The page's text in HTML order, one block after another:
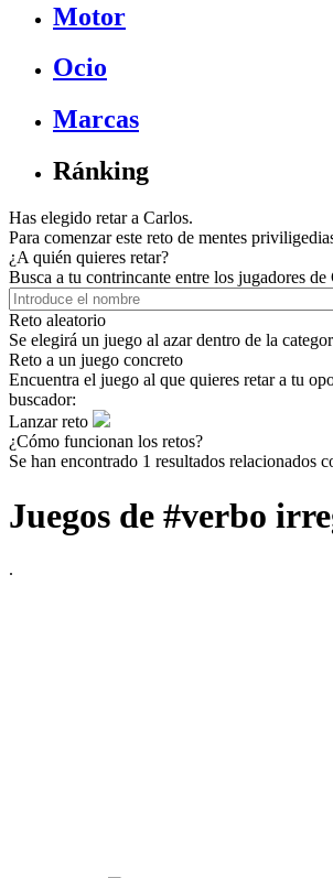
Motor
Ocio
Marcas
Ránking
Has elegido retar a Carlos.
Para comenzar este reto de mentes
¿A quién quieres retar?
Busca a tu contrincante entre los jugadores de
Reto aleatorio
Se elegirá un juego al azar dentro de la
Reto a un juego concreto
Encuentra el juego al que quieres retar a tu
buscador:
Lanzar reto
¿Cómo funcionan los retos?
Se han encontrado 1 resultados relacionados
Juegos de #verbo
.